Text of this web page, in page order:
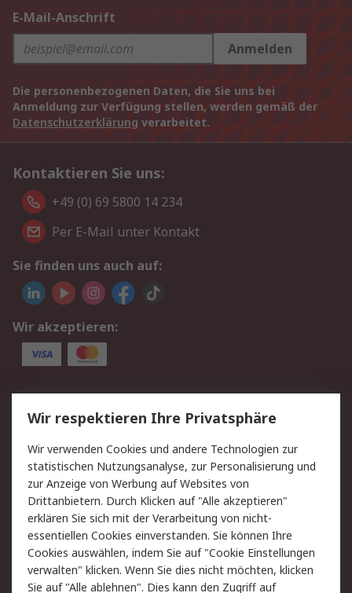
E-Mail-Anschrift
Anmelden
Die personenbezogenen Daten, die Sie uns bei
Anmeldung zur Verfügung stellen, werden gemäß der
Datenschutzerklärung verarbeitet.
Kontaktieren Sie uns:
+49 (0) 69 5800 14 234
Per E-Mail unter Kontakt
Sie finden uns auch auf:
Wir akzeptieren:
Service
Value Added Services
Lieferlösungen
Rücksendungen
Kontakt
Hilfe
Privatkunden
Rechtliches
AGB
Datenschutz
Cookie-Richtlinie
Zahlungsbedingungen
Copyright/Impressum
Entsorgung
Wir respektieren Ihre Privatsphäre
Wir verwenden Cookies und andere Technologien zur
statistischen Nutzungsanalyse, zur Personalisierung und
zur Anzeige von Werbung auf Websites von
Drittanbietern. Durch Klicken auf "Alle akzeptieren"
erklären Sie sich mit der Verarbeitung von nicht-
essentiellen Cookies einverstanden. Sie können Ihre
Cookies auswählen, indem Sie auf "Cookie Einstellungen
verwalten" klicken. Wenn Sie dies nicht möchten, klicken
Sie auf "Alle ablehnen". Dies kann den Zugriff auf